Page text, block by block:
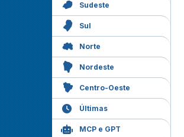
Sudeste
Sul
Norte
Nordeste
Centro-Oeste
Últimas
MCP e GPT